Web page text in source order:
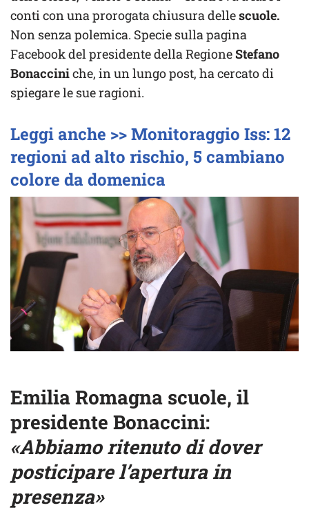
conti con una prorogata chiusura dellescuole.
Non senza polemica. Specie sulla pagina
Facebook del presidente della RegioneStefano
Bonacciniche, in un lungo post, ha cercato di
spiegare le sue ragioni.
Leggi anche >> Monitoraggio Iss: 12
regioni ad alto rischio, 5 cambiano
colore da domenica
Emilia Romagna scuole, il
presidente Bonaccini:
«Abbiamo ritenuto di dover
posticipare l’apertura in
presenza»